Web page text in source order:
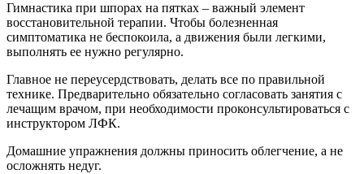
Гимнастика при шпорах на пятках – важный элемент
восстановительной терапии. Чтобы болезненная
симптоматика не беспокоила, а движения были легкими,
выполнять ее нужно регулярно.
Главное не переусердствовать, делать все по правильной
технике. Предварительно обязательно согласовать занятия с
лечащим врачом, при необходимости проконсультироваться с
инструктором ЛФК.
Домашние упражнения должны приносить облегчение, а не
осложнять недуг.